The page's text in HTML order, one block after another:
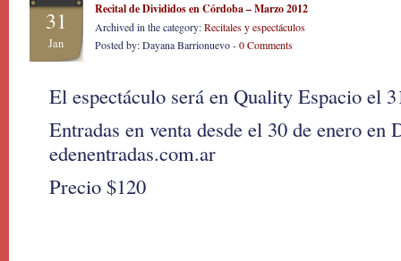
31
Jan
Recital de Divididos en Córdoba – Marzo 2012
Archived in the category:Recitales y espectáculos
Posted by: Dayana Barrionuevo -0 Comments
El espectáculo será en Quality Espacio el
Entradas en venta desde el 30 de enero en
edenentradas.com.ar
Precio $120